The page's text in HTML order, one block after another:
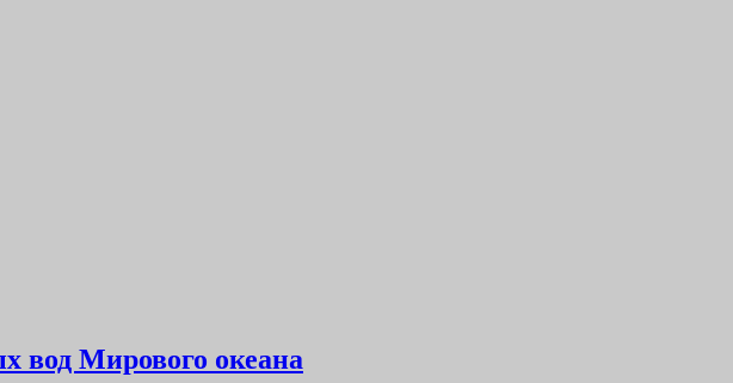
вод Мирового океана